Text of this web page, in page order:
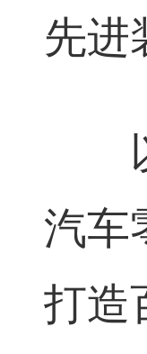
先进
以
汽车
打造